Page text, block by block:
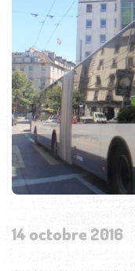
14 octobre 2016